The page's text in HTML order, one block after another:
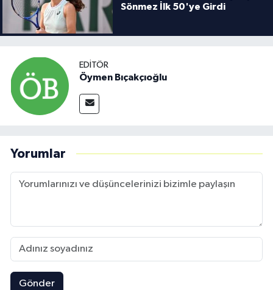
Sönmez İlk 50'ye Girdi
EDITÖR
Öymen Bıçakçıoğlu
Yorumlar
Gönder